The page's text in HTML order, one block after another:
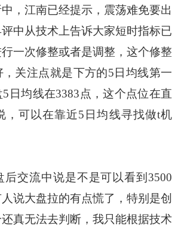
，江南已经提示，震荡难免要出
中从技术上告诉大家短时指标已
一次修整或者是调整，这个修整
关注点就是下方的5日均线第一
日均线在3383点，这个点位在直
，可以在靠近5日均线寻找做t机
后交流中说是不是可以看到3500
说大盘拉的有点慌了，特别是创
真无法去判断，我只能根据技术